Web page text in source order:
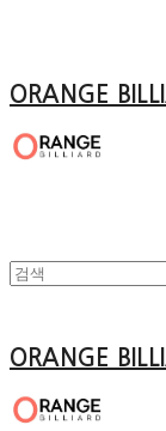
ORANGE
ORANGE